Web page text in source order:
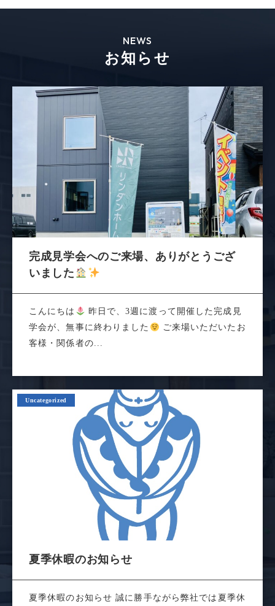
NEWS
お知らせ
完成見学会へのご来場、ありがとうござ
いました
こんにちは
昨日で、3週に渡って開催した完成見
学会が、無事に終わりました
ご来場いただいたお
客様・関係者の...
Uncategorized
夏季休暇のお知らせ
夏季休暇のお知らせ 誠に勝手ながら弊社では夏季休